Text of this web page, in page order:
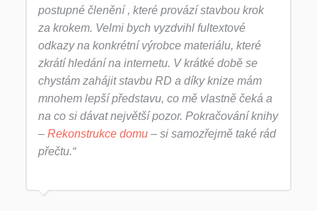
postupné členění , které provází stavbou krok
za krokem. Velmi bych vyzdvihl fultextové
odkazy na konkrétní výrobce materiálu, které
zkrátí hledání na internetu. V krátké době se
chystám zahájit stavbu RD a díky knize mám
mnohem lepší představu, co mě vlastně čeká a
na co si dávat největší pozor. Pokračování knihy
–Rekonstrukce domu – si samozřejmě také rád
přečtu.“